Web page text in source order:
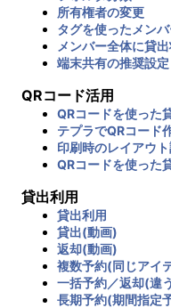
所有権者の変更
タグを使ったメン
メンバー全体に貸
端末共有の推奨設定
QRコード活用
QRコードを使った
テプラでQRコード
印刷時のレイアウ
QRコードを使った
貸出利用
貸出利用
貸出(動画)
返却(動画)
複数予約(同じアイ
一括予約／返却(違
長期予約(期間指定